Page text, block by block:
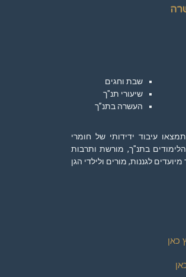
שבת וחגים
שיעורי תנ"ך
העשרה בתנ”ך
עיבוד ידידותי של חומרי
בתנ"ך, מורשת ותרבות
לגננות, מורים ולילדי הגן
כאן